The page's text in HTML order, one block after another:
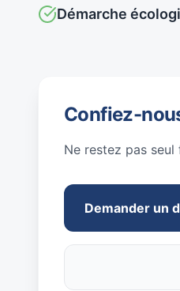
Démarche
Confiez-
Ne restez pas
Demander un